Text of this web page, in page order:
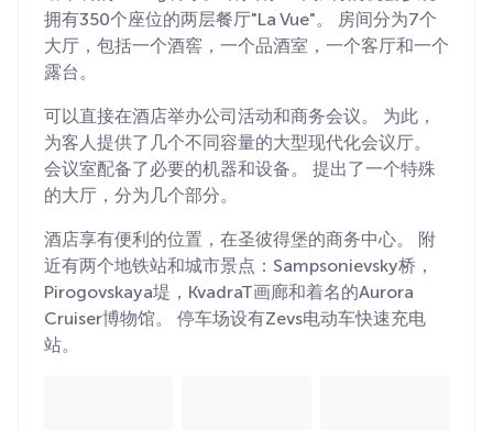
拥有350个座位的两层餐厅"La Vue"。 房间分为7个
大厅，包括一个酒窖，一个品酒室，一个客厅和一个
露台。
可以直接在酒店举办公司活动和商务会议。 为此，
为客人提供了几个不同容量的大型现代化会议厅。
会议室配备了必要的机器和设备。 提出了一个特殊
的大厅，分为几个部分。
酒店享有便利的位置，在圣彼得堡的商务中心。 附
近有两个地铁站和城市景点：Sampsonievsky桥，
Pirogovskaya堤，KvadraT画廊和着名的Aurora
Cruiser博物馆。 停车场设有Zevs电动车快速充电
站。